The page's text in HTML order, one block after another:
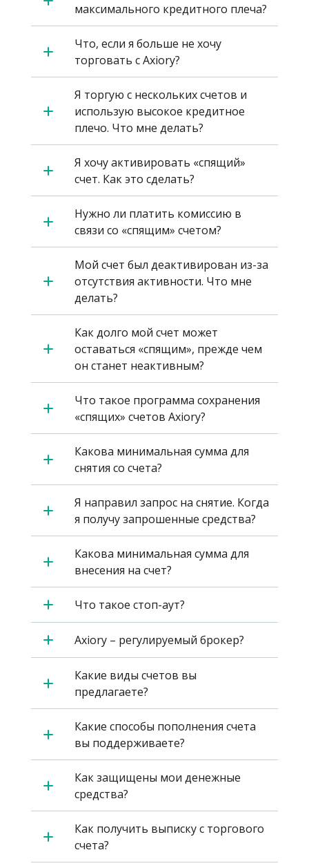
Биржевые фонды (ETF)
Открытость и безопасность
Международные награды
Юридические документы
Часто задаваемые вопросы
Связаться с нами
English
Español
Tiếng Việt
Открыть реальный счет
Торговать на демо-счете
максимального кредитного плеча?
Что, если я больше не хочу
торговать с Axiory?
Я торгую с нескольких счетов и
использую высокое кредитное
плечо. Что мне делать?
Я хочу активировать «спящий»
счет. Как это сделать?
Нужно ли платить комиссию в
связи со «спящим» счетом?
Мой счет был деактивирован из-за
отсутствия активности. Что мне
делать?
Как долго мой счет может
оставаться «спящим», прежде чем
он станет неактивным?
Что такое программа сохранения
«спящих» счетов Axiory?
Какова минимальная сумма для
снятия со счета?
Я направил запрос на снятие. Когда
я получу запрошенные средства?
Какова минимальная сумма для
внесения на счет?
Что такое стоп-аут?
Axiory – регулируемый брокер?
Какие виды счетов вы
предлагаете?
Какие способы пополнения счета
вы поддерживаете?
Как защищены мои денежные
средства?
Как получить выписку с торгового
счета?